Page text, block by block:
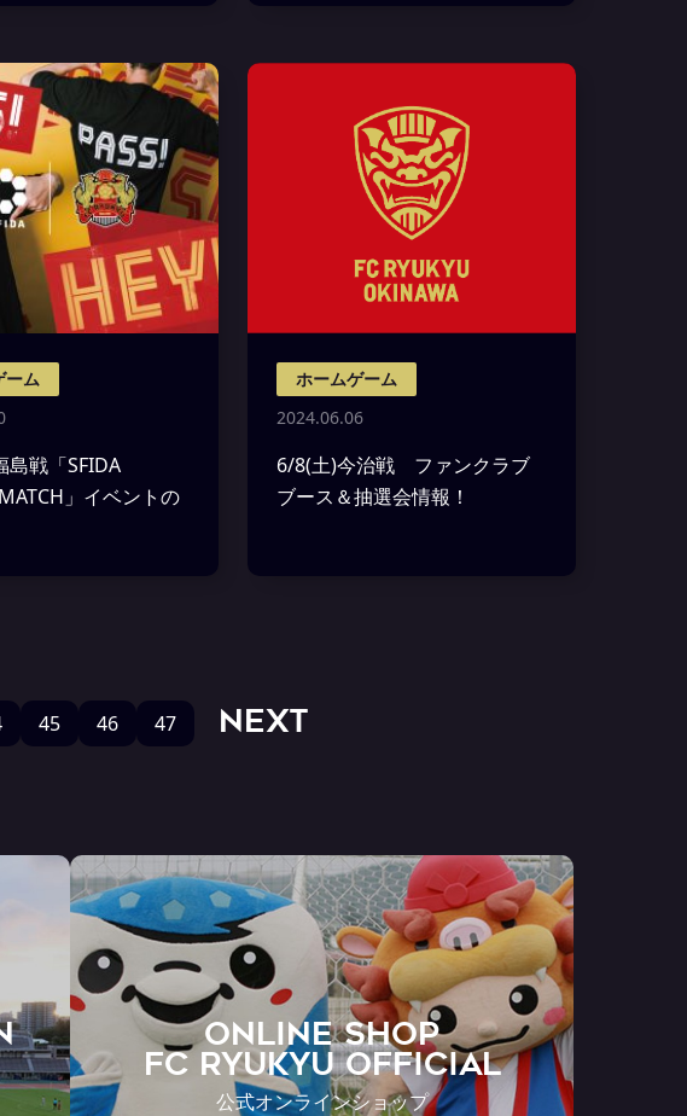
ーム
島戦「SFIDA
」イベントの
ホームゲーム
2024.06.06
6/8(土)今治戦 ファンクラブ
ブース＆抽選会情報！
45 46 47 NEXT
ONLINE SHOP
FC RYUKYU OFFICIAL
公式オンラインショップ